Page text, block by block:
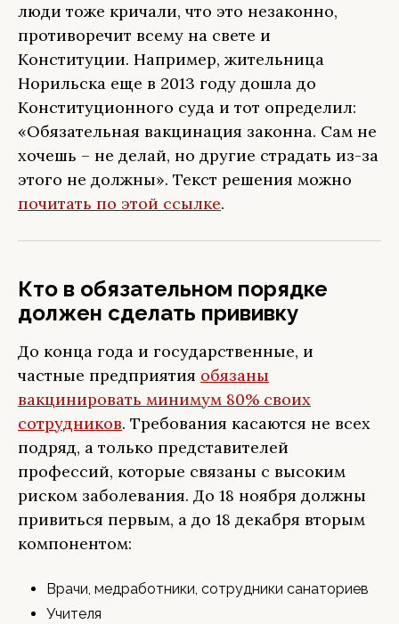
люди тоже кричали, что это незаконно,
противоречит всему на свете и
Конституции. Например, жительница
Норильска еще в 2013 году дошла до
Конституционного суда и тот определил:
«Обязательная вакцинация законна. Сам не
хочешь – не делай, но другие страдать из-за
этого не должны». Текст решения можно
почитать по этой ссылке.
Кто в обязательном порядке
должен сделать прививку
До конца года и государственные, и
частные предприятия обязаны
вакцинировать минимум 80% своих
сотрудников. Требования касаются не всех
подряд, а только представителей
профессий, которые связаны с высоким
риском заболевания. До 18 ноября должны
привиться первым, а до 18 декабря вторым
компонентом:
Врачи, медработники, сотрудники санаториев
Учителя